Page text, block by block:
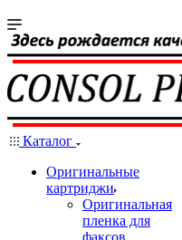
Каталог
Оригинальные
картриджи
Оригинальная
пленка для
факсов